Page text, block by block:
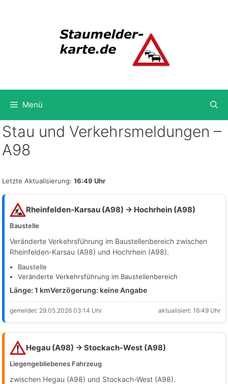
Menü
Stau und Verkehrsmeldungen –
A98
Letzte Aktualisierung: 16:49 Uhr
Rheinfelden-Karsau (A98) → Hochrhein (A98)
Baustelle
Veränderte Verkehrsführung im Baustellenbereich zwischen
Rheinfelden-Karsau (A98) und Hochrhein (A98).
Baustelle
Veränderte Verkehrsführung im Baustellenbereich
Länge: 1 kmVerzögerung: keine Angabe
gemeldet: 29.05.2026 03:14 Uhr aktualisiert: 16:49 Uhr
Hegau (A98) → Stockach-West (A98)
Liegengebliebenes Fahrzeug
zwischen Hegau (A98) und Stockach-West (A98).